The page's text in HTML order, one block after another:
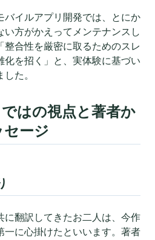
バイルアプリ開発では、とにか
い方がかえってメンテナンスし
合性を厳密に取るためのスレ
化を招く」と、実体験に基づい
た。
はの視点と著者か
セージ
に翻訳してきたお二人は、今作
一に心掛けたといいます。著者